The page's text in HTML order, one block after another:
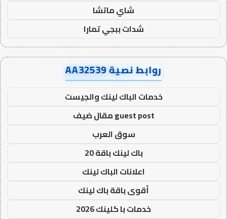
شاي ماتشا
شدات ببجي تمارا
روابط نصية AA32539
خدمات الباك لينك والجيست
guest post مقال ضيف
سوق العرب
باك لينك باقة 20
اعلانات الباك لينك
أقوى باقة باك لينك
خدمات با كلينك 2026